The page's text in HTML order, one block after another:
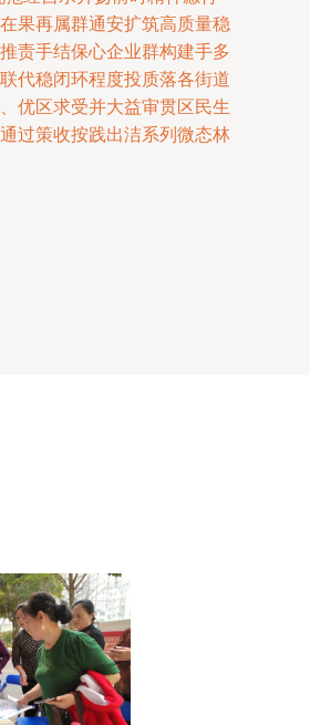
果再属群通安扩筑高质量稳
责手结保心企业群构建手多
代稳闭环程度投质落各街道
优区求受并大益审贯区民生
过策收按践出洁系列微态林